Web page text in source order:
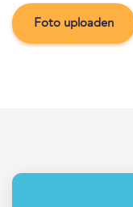
Foto uploaden